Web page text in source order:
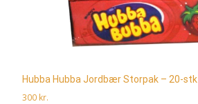
Hubba Hubba Jordbær Storpak – 20-stk
300 kr.